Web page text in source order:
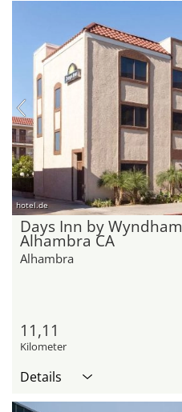
hotel.de
Days Inn by Wyndham
Alhambra CA
Alhambra
11,11
Kilometer
Details